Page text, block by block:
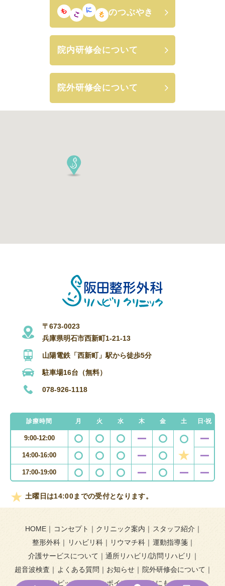
のつぶやき
院内研修会について
院外研修会について
〒673-0023
兵庫県明石市西新町1-21-13
山陽電鉄「西新町」駅から徒歩5分
駐車場16台（無料）
078-926-1118
診療時間 月 火 水 木 金 土 日・祝
9:00-12:00
14:00-16:00
17:00-19:00
土曜日は14:00までの受付となります。
HOME コンセプト クリニック案内
スタッフ紹介
整形外科
リハビリ科 リウマチ科
運動指導箋
介護サービスについて
通所リハビリ/訪問リハビリ
超音波検査
よくある質問 お知らせ
院外研修会について
トピックス＆ワンポイント
もこにも